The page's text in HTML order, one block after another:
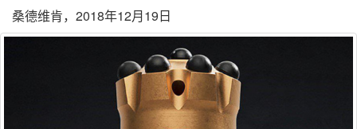
桑德维肯，2018年12月19日